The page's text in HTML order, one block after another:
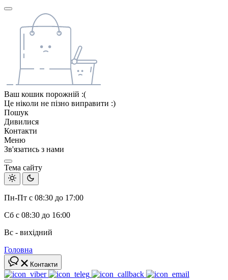
Ваш кошик порожній :(
Це ніколи не пізно виправити :)
Пошук
Дивилися
Контакти
Меню
Зв'язатись з нами
Тема сайту
Пн-Пт с 08:30 до 17:00
Сб с 08:30 до 16:00
Вс - вихідний
Головна
Контакти